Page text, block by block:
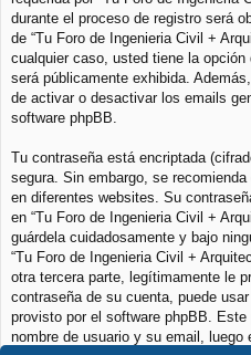
durante el proceso de registro será
de “Tu Foro de Ingenieria Civil +
cualquier caso, usted tiene la
será públicamente exhibida.
de activar o desactivar los emails
software phpBB.
Tu contraseña está encriptada
segura. Sin embargo, se
en diferentes websites. Su
en “Tu Foro de Ingenieria Civil +
guárdela cuidadosamente y bajo
“Tu Foro de Ingenieria Civil +
otra tercera parte, legítimamente le
contraseña de su cuenta, puede
provisto por el software phpBB.
nombre de usuario y su email, luego